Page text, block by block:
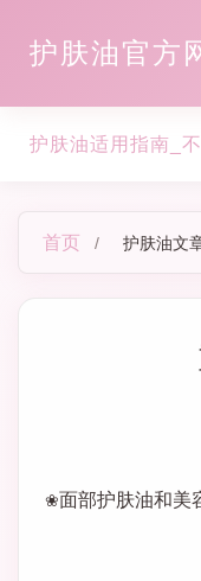
护肤油官方
护肤油适用指南_
首页 / 护肤油文
面部护肤油和美